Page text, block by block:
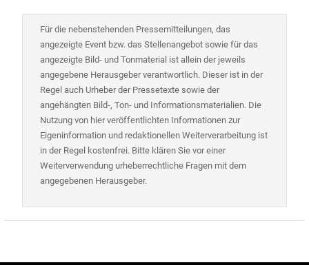
Für die nebenstehenden Pressemitteilungen, das
angezeigte Event bzw. das Stellenangebot sowie für das
angezeigte Bild- und Tonmaterial ist allein der jeweils
angegebene Herausgeber verantwortlich. Dieser ist in der
Regel auch Urheber der Pressetexte sowie der
angehängten Bild-, Ton- und Informationsmaterialien. Die
Nutzung von hier veröffentlichten Informationen zur
Eigeninformation und redaktionellen Weiterverarbeitung ist
in der Regel kostenfrei. Bitte klären Sie vor einer
Weiterverwendung urheberrechtliche Fragen mit dem
angegebenen Herausgeber.